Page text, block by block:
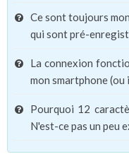
Ce sont toujours
qui sont pré-
La connexion
mon smartphone (ou
Pourquoi 12
N'est-ce pas un peu